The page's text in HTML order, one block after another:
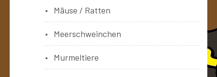
Mäuse / Ratten
Meerschweinchen
Murmeltiere